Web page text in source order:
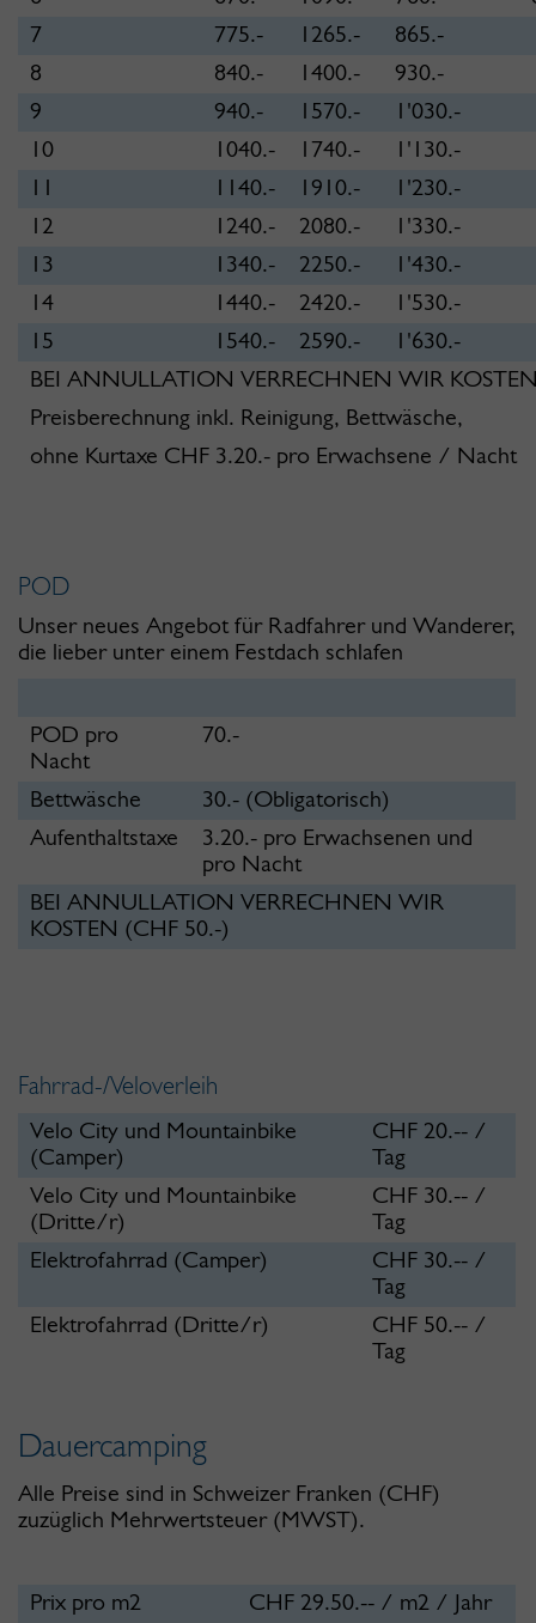
7
775.- 1265.- 865.-
8
840.- 1400.- 930.-
9
940.- 1570.- 1'030.-
10
1040.- 1740.- 1'130.-
1140.- 1910.- 1'230.-
12
1240.- 2080.- 1'330.-
13
1340.- 2250.- 1'430.-
14
1440.- 2420.- 1'530.-
15
1540.- 2590.- 1'630.-
BEI ANNULLATION VERRECHNEN WIR
Preisberechnung inkl. Reinigung, Bettwäsche,
ohne Kurtaxe CHF 3.20.- pro Erwachsene / Nacht
POD
Unser neues Angebot für Radfahrer und Wanderer,
die lieber unter einem Festdach schlafen
POD pro
Nacht
70.-
Bettwäsche
30.- (Obligatorisch)
Aufenthaltstaxe
3.20.- pro Erwachsenen und
pro Nacht
BEI ANNULLATION VERRECHNEN WIR
KOSTEN (CHF 50.-)
Fahrrad-/Veloverleih
Velo City und Mountainbike
(Camper)
CHF 20.-- /
Tag
Velo City und Mountainbike
(Dritte/r)
CHF 30.-- /
Tag
Elektrofahrrad (Camper)
CHF 30.-- /
Tag
Elektrofahrrad (Dritte/r)
CHF 50.-- /
Tag
Dauercamping
Alle Preise sind in Schweizer Franken (CHF)
zuzüglich Mehrwertsteuer (MWST).
Prix pro m2
CHF 29.50.-- / m2 / Jahr